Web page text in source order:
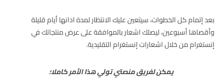
بعد إتمام كل الخطوات، سيتعين عليك الانتظار لمدة ادانها أيام قليلة
وأقصاها أسبوعين، ليصلك اشعار بالموافقة على عرض منتجاتك في
إنستغرام من خلال اشعارات إنستغرام التقليدية.
يمكن لفريق منصتي تولي هذا الأمر كاملا؛